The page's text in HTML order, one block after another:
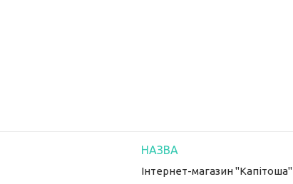
Інтернет-магазин "Капітоша"